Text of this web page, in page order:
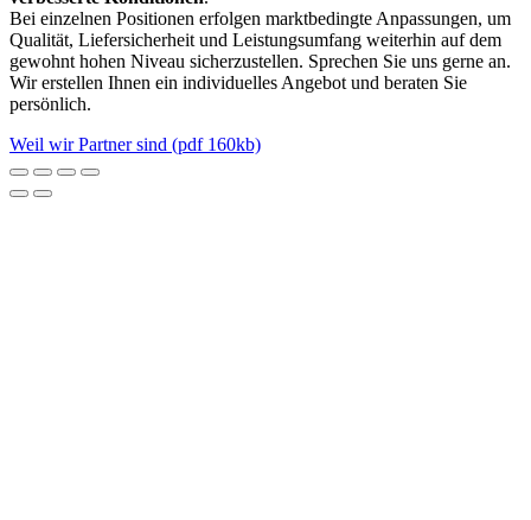
Bei einzelnen Positionen erfolgen marktbedingte Anpassungen, um
Qualität, Liefersicherheit und Leistungsumfang weiterhin auf dem
gewohnt hohen Niveau sicherzustellen. Sprechen Sie uns gerne an.
Wir erstellen Ihnen ein individuelles Angebot und beraten Sie
persönlich.
Weil wir Partner sind (pdf 160kb)